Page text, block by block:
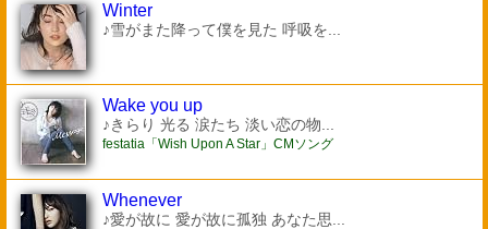
Winter
♪雪がまた降って僕を見た 呼吸を...
Wake you up
♪きらり 光る 涙たち 淡い恋の物...
festatia「Wish Upon A Star」CMソング
Whenever
♪愛が故に 愛が故に孤独 あなた思...